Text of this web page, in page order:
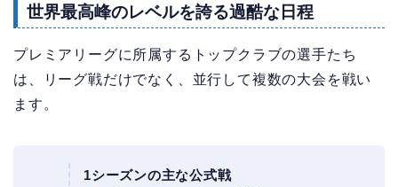
世界最高峰のレベルを誇る過酷な日程
プレミアリーグに所属するトップクラブの選手たち
は、リーグ戦だけでなく、並行して複数の大会を戦い
ます。
1シーズンの主な公式戦